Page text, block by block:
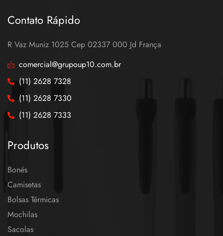
Contato Rápido
R Vaz Muniz 1025 Cep 02337 000 Jd França
comercial@grupoup10.com.br
(11) 2628 7328
(11) 2628 7330
(11) 2628 7333
Produtos
Bonés
Camisetas
Bolsas Térmicas
Mochilas
Sacolas